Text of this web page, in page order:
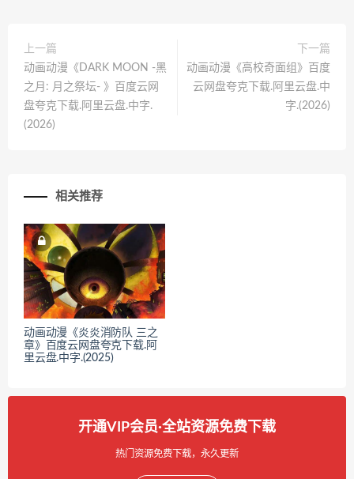
上一篇
动画动漫《DARK MOON -黑
之月: 月之祭坛- 》百度云网
盘夸克下载.阿里云盘.中字.
(2026)
下一篇
动画动漫《高校奇面组》百度
云网盘夸克下载.阿里云盘.中
字.(2026)
相关推荐
动画动漫《炎炎消防队 三之
章》百度云网盘夸克下载.阿
里云盘.中字.(2025)
开通VIP会员·全站资源免费下载
热门资源免费下载，永久更新